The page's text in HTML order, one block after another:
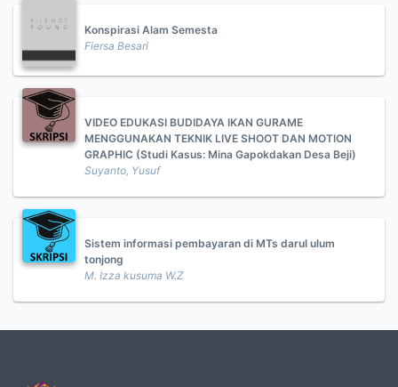
Konspirasi Alam Semesta
Fiersa Besari
VIDEO EDUKASI BUDIDAYA IKAN GURAME
MENGGUNAKAN TEKNIK LIVE SHOOT DAN MOTION
GRAPHIC (Studi Kasus: Mina Gapokdakan Desa Beji)
Suyanto, Yusuf
Sistem informasi pembayaran di MTs darul ulum
tonjong
M. Izza kusuma W.Z